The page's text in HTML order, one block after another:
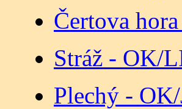
Čertova
Stráž - OK/
Plechý -